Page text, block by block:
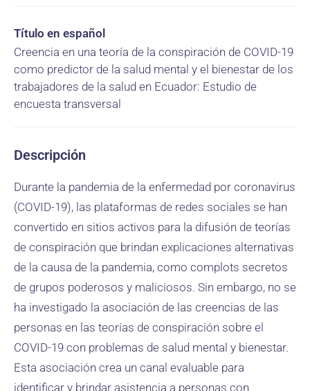
Título en español
Creencia en una teoría de la conspiración de COVID-19
como predictor de la salud mental y el bienestar de los
trabajadores de la salud en Ecuador: Estudio de
encuesta transversal
Descripción
Durante la pandemia de la enfermedad por coronavirus
(COVID-19), las plataformas de redes sociales se han
convertido en sitios activos para la difusión de teorías
de conspiración que brindan explicaciones alternativas
de la causa de la pandemia, como complots secretos
de grupos poderosos y maliciosos. Sin embargo, no se
ha investigado la asociación de las creencias de las
personas en las teorías de conspiración sobre el
COVID-19 con problemas de salud mental y bienestar.
Esta asociación crea un canal evaluable para
identificar y brindar asistencia a personas con